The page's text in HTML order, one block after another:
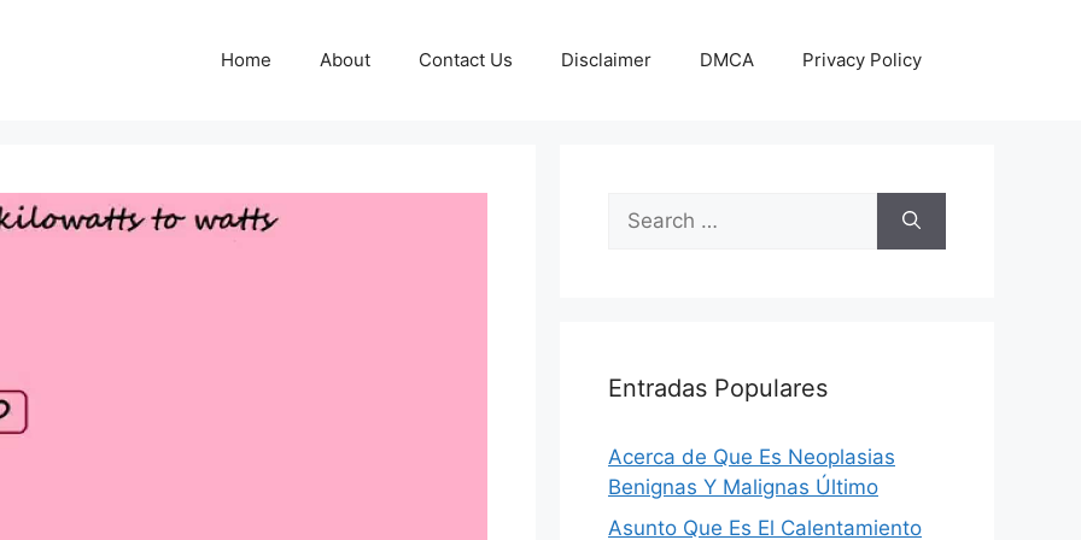
Home About Contact Us Disclaimer DMCA Privacy Policy
Search
for:
Entradas Populares
Acerca de Que Es Neoplasias
Benignas Y Malignas Último
Asunto Que Es El Calentamiento